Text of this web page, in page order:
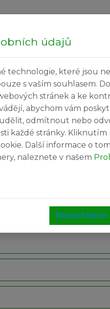
Kultura a volný
údajů
technologie, které jsou
s vaším souhlasem.
stránek a ke
abychom vám
odmítnout nebo
každé stránky. Kliknutím
Další informace o
naleznete v našem
Nesouhlasím